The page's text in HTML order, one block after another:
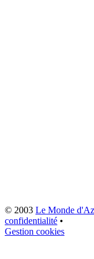
© 2003 Le Monde
confidentialité •
Gestion cookies